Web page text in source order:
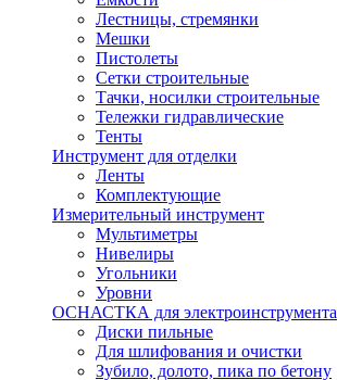
Лестницы, стремянки
Мешки
Пистолеты
Сетки строительные
Тачки, носилки строительные
Тележки гидравлические
Тенты
Инструмент для отделки
Ленты
Комплектующие
Измерительный инструмент
Мультиметры
Нивелиры
Угольники
Уровни
ОСНАСТКА для электроинструмента
Диски пильные
Для шлифования и очистки
Зубило, долото, пика по бетону